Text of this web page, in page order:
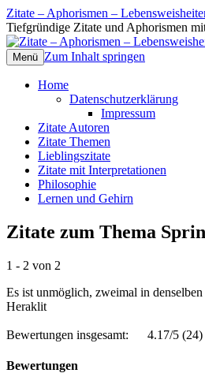
Zitate – Aphorismen –
Tiefgründige Zitate und Aphorismen
Menü Zum Inhalt springen
Home
Datenschutzerklärung
Impressum
Zitate Autoren
Zitate Themen
Lieblingszitate
Zitate mit Interpretationen
Philosophie
Lernen und Gehirn
Zitate zum Thema
1 - 2 von 2
Es ist unmöglich, zweimal in
Heraklit
Bewertungen insgesamt: 4.17/5 (24)
Bewertungen